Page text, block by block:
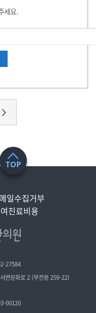
세요.
TOP
일수집거부
진료비용
27584
면문화로 2 (부전동 259-22)
00120